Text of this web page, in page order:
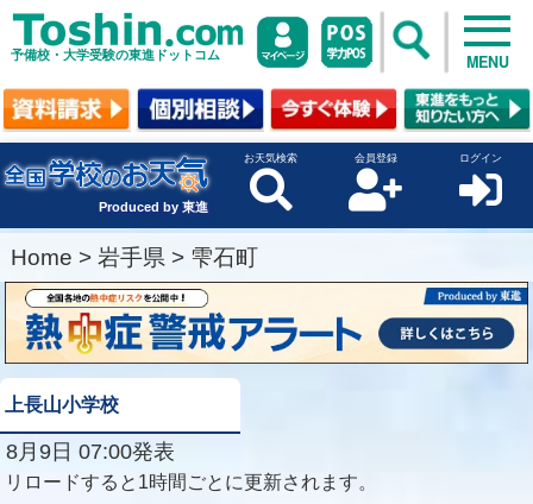
予備校・大学受験の東進ドットコム MENU
Produced by 東進
お天気検索 会員登録 ログイン
Home > 岩手県 > 雫石町
上長山小学校
8月9日 07:00発表
リロードすると1時間ごとに更新されます。